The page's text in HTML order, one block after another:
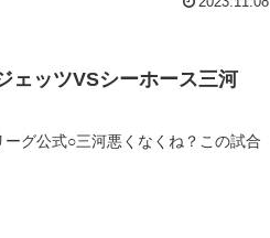
ェッツVSシーホース三河
グ公式○三河悪くなくね？この試合